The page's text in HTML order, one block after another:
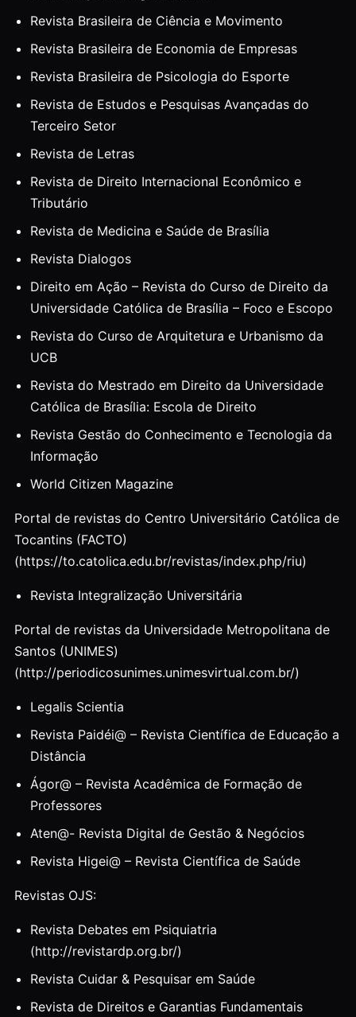
Revista Brasileira de Ciência e Movimento
Revista Brasileira de Economia de Empresas
Revista Brasileira de Psicologia do Esporte
Revista de Estudos e Pesquisas Avançadas do
Terceiro Setor
Revista de Letras
Revista de Direito Internacional Econômico e
Tributário
Revista de Medicina e Saúde de Brasília
Revista Dialogos
Direito em Ação – Revista do Curso de Direito da
Universidade Católica de Brasília – Foco e Escopo
Revista do Curso de Arquitetura e Urbanismo da
UCB
Revista do Mestrado em Direito da Universidade
Católica de Brasília: Escola de Direito
Revista Gestão do Conhecimento e Tecnologia da
Informação
World Citizen Magazine
Portal de revistas do Centro Universitário Católica de
Tocantins (FACTO)
(https://to.catolica.edu.br/revistas/index.php/riu)
Revista Integralização Universitária
Portal de revistas da Universidade Metropolitana de
Santos (UNIMES)
(http://periodicosunimes.unimesvirtual.com.br/)
Legalis Scientia
Revista Paidéi@ – Revista Científica de Educação a
Distância
Ágor@ – Revista Acadêmica de Formação de
Professores
Aten@- Revista Digital de Gestão & Negócios
Revista Higei@ – Revista Científica de Saúde
Revistas OJS:
Revista Debates em Psiquiatria
(http://revistardp.org.br/)
Revista Cuidar & Pesquisar em Saúde
Revista de Direitos e Garantias Fundamentais